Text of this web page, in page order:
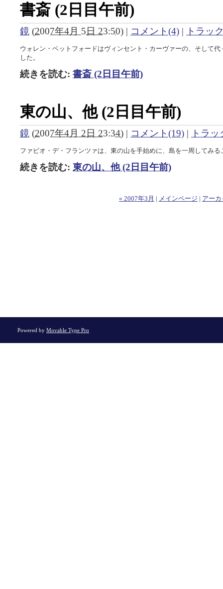
書斎 (2日目午前)
鏡 (2007年4月 5日 23:50) | コメント(4) | トラッ
ウォレン・ベットフォードはヴィンセント・カーヴァーの、そして
した。
続きを読む: 書斎 (2日目午前)
東の山、他 (2日目午前)
鏡 (2007年4月 2日 23:34) | コメント(19) | トラ
ファビオ・デ・フランツァは、東の山を手始めに、島を一周してみる
続きを読む: 東の山、他 (2日目午前)
« 2007年3月 | メインページ | アー
Powered by Movable Type Pro